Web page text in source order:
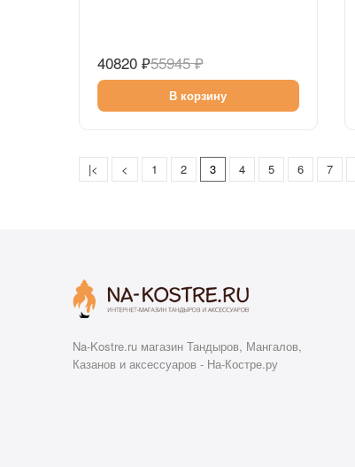
40820 ₽55945 ₽
В корзину
|< < 1 2 3 4 5 6 7
Na-Kostre.ru магазин Тандыров, Мангалов,
Казанов и аксессуаров - На-Костре.ру